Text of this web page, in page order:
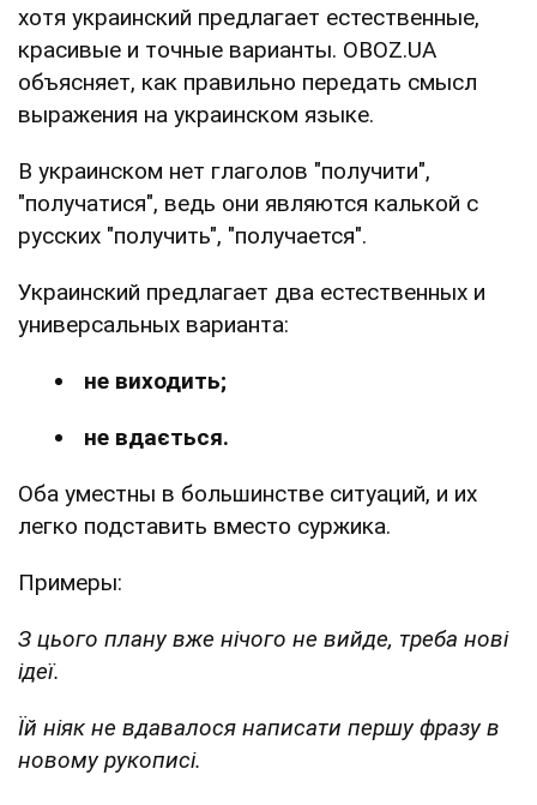
хотя украинский предлагает естественные,
красивые и точные варианты. OBOZ.UA
объясняет, как правильно передать смысл
выражения на украинском языке.
В украинском нет глаголов "получити",
"получатися", ведь они являются калькой с
русских "получить", "получается".
Украинский предлагает два естественных и
универсальных варианта:
не виходить;
не вдається.
Оба уместны в большинстве ситуаций, и их
легко подставить вместо суржика.
Примеры:
З цього плану вже нічого не вийде, треба нові
ідеї.
Їй ніяк не вдавалося написати першу фразу в
новому рукописі.